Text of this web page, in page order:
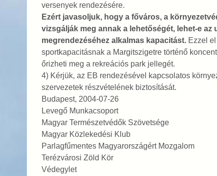
versenyek rendezésére.
Ezért javasoljuk, hogy a főváros, a
vizsgálják meg annak a lehetőségét, lehet-e
megrendezéséhez alkalmas kapacitást.Ezzel el
sportkapacitásnak a Margitszigetre történő
őrizheti meg a rekreációs park jellegét.
4) Kérjük, az EB rendezésével kapcsolatos
szervezetek részvételének biztosítását.
Budapest, 2004-07-26
Levegő Munkacsoport
Magyar Természetvédők Szövetsége
Magyar Közlekedési Klub
Parlagfűmentes Magyarországért Mozgalom
Terézvárosi Zöld Kör
Védegylet